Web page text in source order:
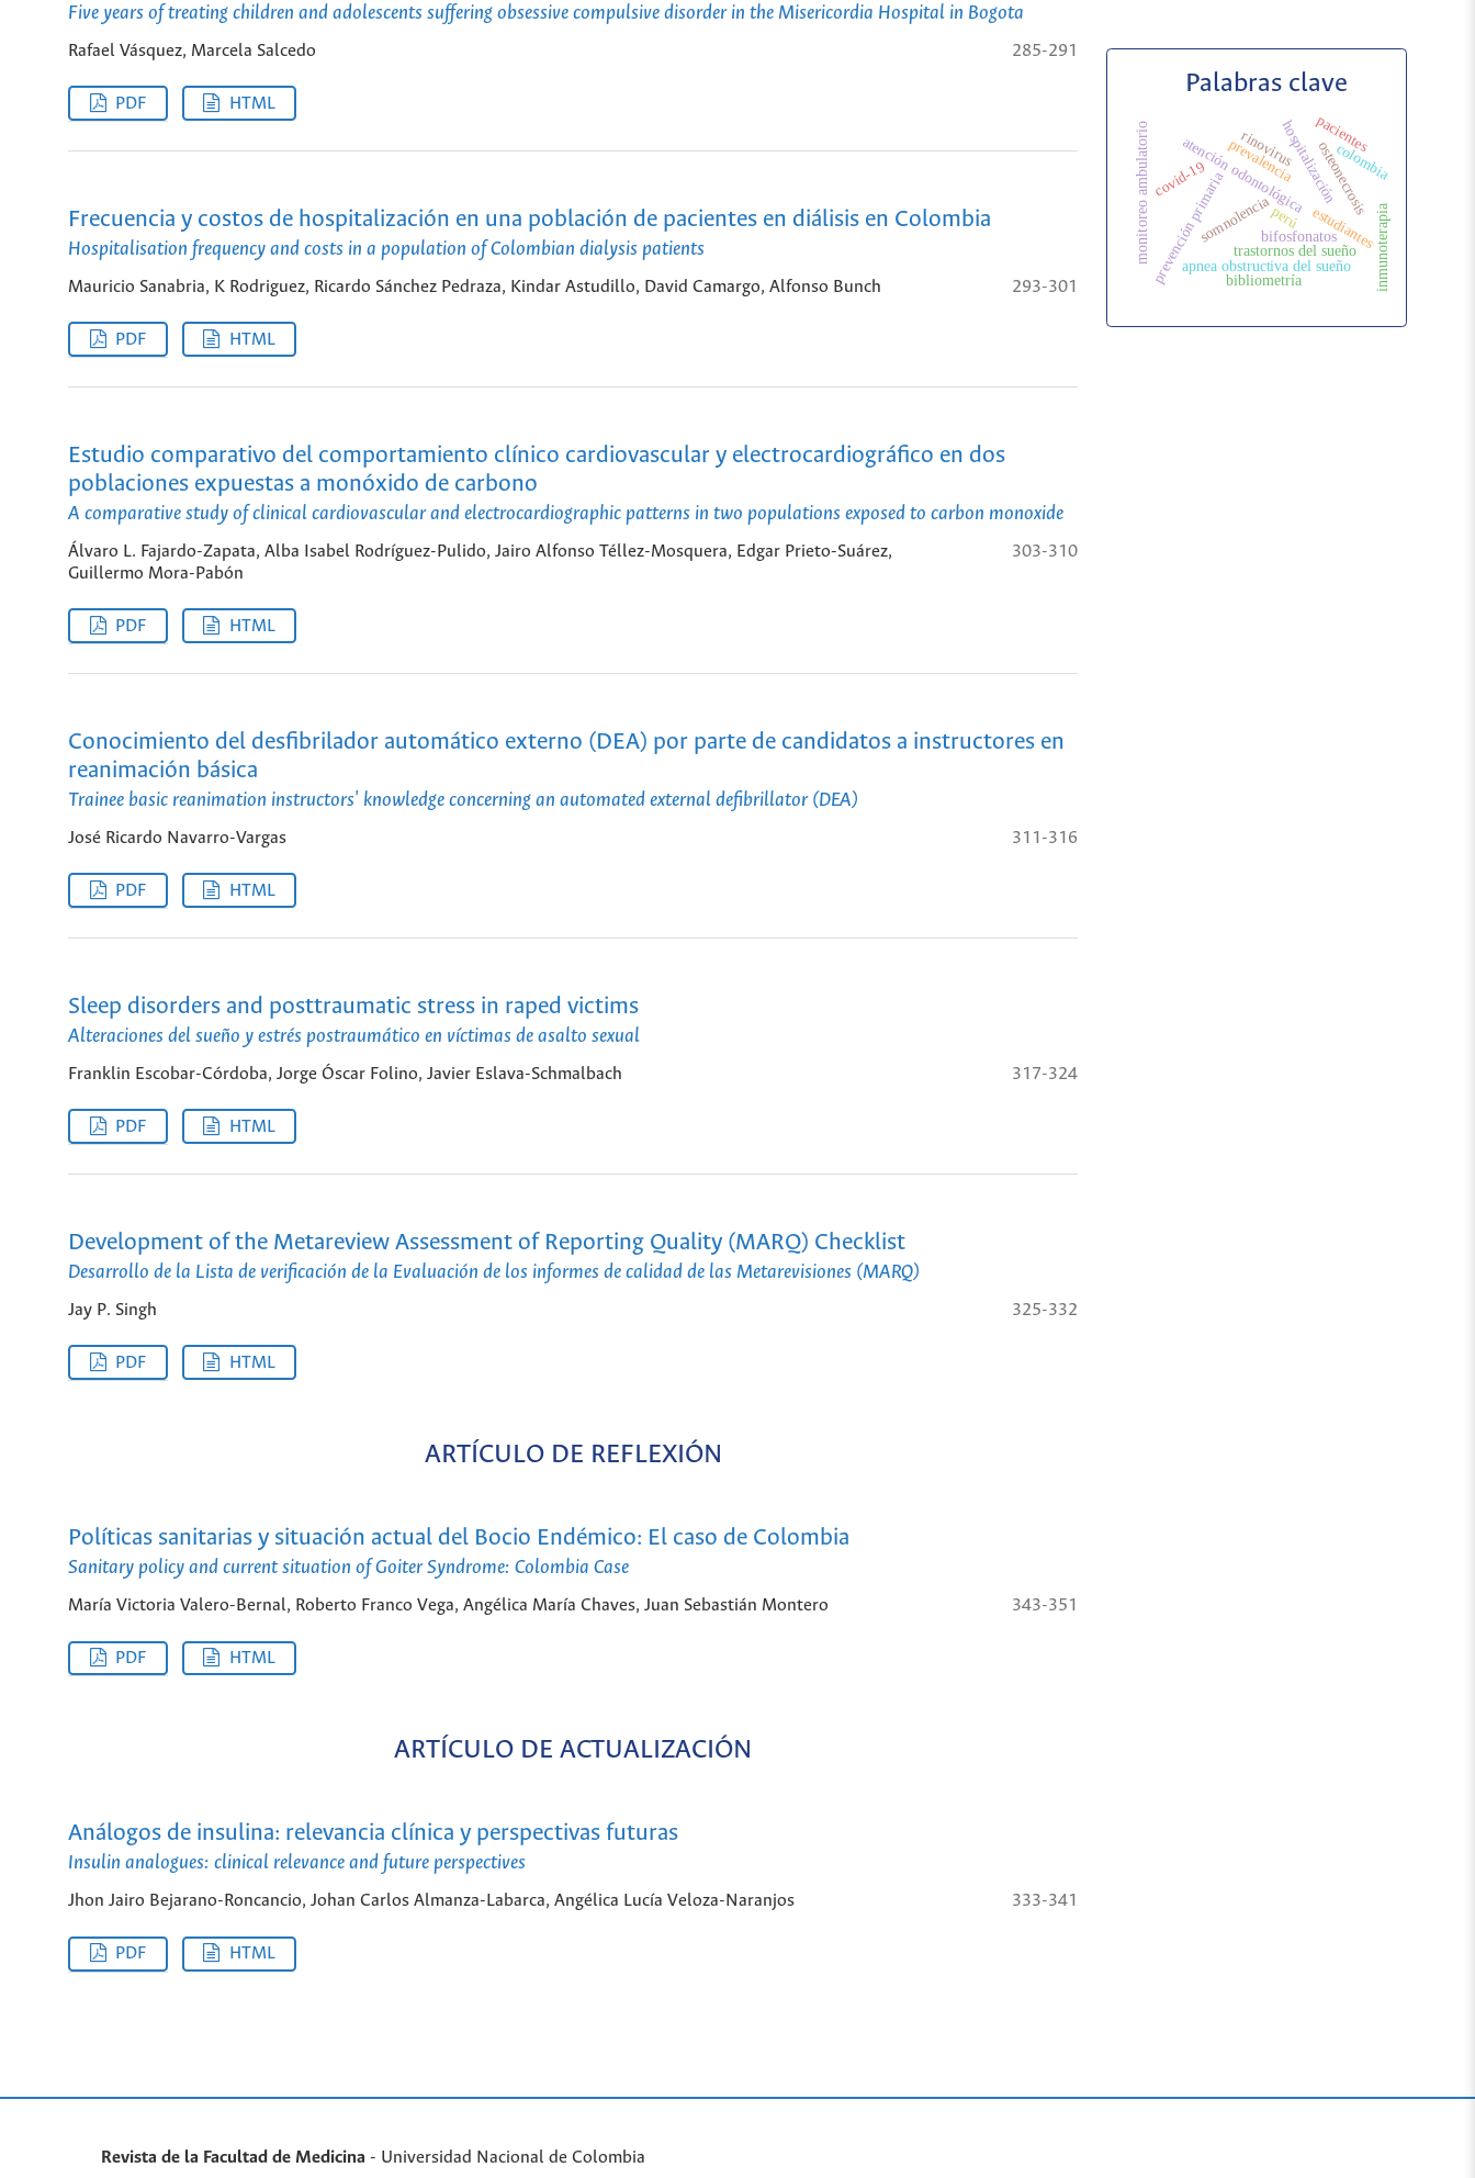
Five years of treating children and adolescents suffering obsessive compulsive disorder in the Misericordia Hospital in Bogota
Rafael Vásquez, Marcela Salcedo 285-291
PDF HTML
Frecuencia y costos de hospitalización en una población de pacientes en diálisis en Colombia
Hospitalisation frequency and costs in a population of Colombian dialysis patients
Mauricio Sanabria, K Rodriguez, Ricardo Sánchez Pedraza, Kindar Astudillo, David Camargo, Alfonso Bunch 293-301
PDF HTML
Estudio comparativo del comportamiento clínico cardiovascular y electrocardiográfico en dos
poblaciones expuestas a monóxido de carbono
A comparative study of clinical cardiovascular and electrocardiographic patterns in two populations exposed to carbon monoxide
Álvaro L. Fajardo-Zapata, Alba Isabel Rodríguez-Pulido, Jairo Alfonso Téllez-Mosquera, Edgar Prieto-Suárez,
Guillermo Mora-Pabón
303-310
PDF HTML
Conocimiento del desfibrilador automático externo (DEA) por parte de candidatos a instructores en
reanimación básica
Trainee basic reanimation instructors' knowledge concerning an automated external defibrillator (DEA)
José Ricardo Navarro-Vargas 311-316
PDF HTML
Sleep disorders and posttraumatic stress in raped victims
Alteraciones del sueño y estrés postraumático en víctimas de asalto sexual
Franklin Escobar-Córdoba, Jorge Óscar Folino, Javier Eslava-Schmalbach 317-324
PDF HTML
Development of the Metareview Assessment of Reporting Quality (MARQ) Checklist
Desarrollo de la Lista de verificación de la Evaluación de los informes de calidad de las Metarevisiones (MARQ)
Jay P. Singh 325-332
PDF HTML
ARTÍCULO DE REFLEXIÓN
Políticas sanitarias y situación actual del Bocio Endémico: El caso de Colombia
Sanitary policy and current situation of Goiter Syndrome: Colombia Case
María Victoria Valero-Bernal, Roberto Franco Vega, Angélica María Chaves, Juan Sebastián Montero 343-351
PDF HTML
ARTÍCULO DE ACTUALIZACIÓN
Análogos de insulina: relevancia clínica y perspectivas futuras
Insulin analogues: clinical relevance and future perspectives
Jhon Jairo Bejarano-Roncancio, Johan Carlos Almanza-Labarca, Angélica Lucía Veloza-Naranjos 333-341
PDF HTML
Palabras clave
bifosfonatos
osteonecrosis
atención odontológica
prevención primaria
apnea obstructiva del sueño
somnolencia estudiantes
trastornos del sueño
prevalencia
covid-19
rinovirushospitalizacióncolombia
bibliometría
monitoreo ambulatorio pacientes
perú inmunoterapia
Revista de la Facultad de Medicina - Universidad Nacional de Colombia